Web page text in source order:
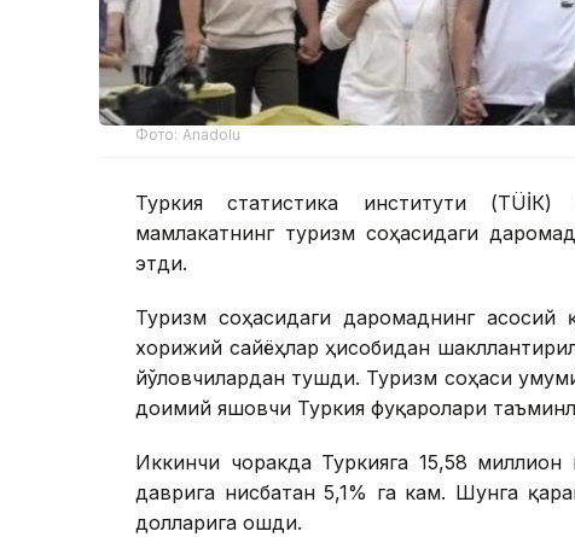
Фото: Anadolu
Туркия статистика институти
мамлакатнинг туризм соҳасидаги
этди.
Туризм соҳасидаги даромаднинг
хорижий сайёҳлар ҳисобидан
йўловчилардан тушди. Туризм соҳаси
доимий яшовчи Туркия фуқаролари
Иккинчи чоракда Туркияга 15,58
даврига нисбатан 5,1% га кам. Шунга
долларига ошди.